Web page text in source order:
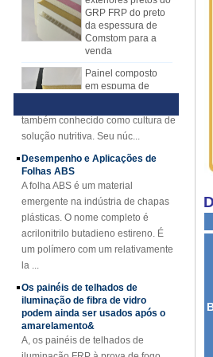
da espessura de
Comstom para a
venda
Painel composto
em espuma de
poliuretano
reforçado com fibra
para reboques
A fibra de vidro
côncava amarela
25mm reforçou o
FRP
Perfis de FRP de
reforçado com fibra
Folha de cobertura
revestida de fibra
de vidro reforçada
em gel revestida de
gel FRP
o material do núcleo do plutônio,
etc.,
agora. A folha do mecanismo de
FRP substituiu gradualmente
a folha de disposição manual.
A folha de mecanismo do FRP tem
muitas vantagens sobre o lay-up
manual. A placa do mecanismo
e espessura uniforme. Superfície
rentável, limpa e brilhante.
Técnica e Vantagens da Visão
Geral de Hidroponia
HidropônicaHidroponia é um novo
tipo de método de cultura sem solo,
solução nutritiva. Seu núc...
Desempenho e Aplicações de
Folhas ABS
A folha ABS é um material
emergente na indústria de chapas
plásticas. O nome completo é
acrilonitrilo butadieno estireno. É
um polímero com um relativamente
la ...
Os painéis de telhados de
iluminação de fibra de vidro
podem ainda ser usados ​​após o
amarelamento&
A, os painéis de telhados de
iluminação FRP à prova de fogo